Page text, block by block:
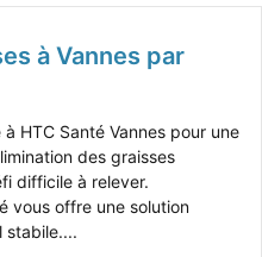
à Vannes par
HTC Santé Vannes pour une
des graisses
difficile à relever.
vous offre une solution
stabile....